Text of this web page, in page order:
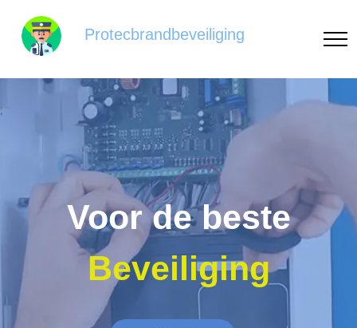
Protecbrandbeveiliging
Voor de beste
Beveiliging